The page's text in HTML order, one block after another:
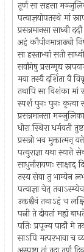
तूर्णं सा सहसा
पत्याज्ञयोपतस्थे मां
प्रसन्नमानसा साध्वी
अहं कौपीनमात्राढ्यो
सा हस्ताभ्यां सती
सर्वांगेषु प्रसम्मृद्य
मया तस्यै दर्शिता वै
तथापि सा विशंका मां
स्पर्शं पुनः पुनः कृत्वा
प्रसन्नमानसा
धीरा स्थिरा धर्मवती
प्रसन्नो भव मुक्तात्मन्
पत्युराज्ञा यथा स्यात्ते
साधुर्नारायणः साक्षाद्
तस्य सेवा तु भाग्येन
पत्याज्ञा चेत्
उक्तश्चैवं तथाऽहं च
पत्नी ते दीयतां मह्यं
पतिः प्रपूज्य पादौ मे
साऽपि मत्परभावा च